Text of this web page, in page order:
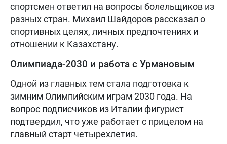
спортсмен ответил на вопросы болельщиков из
разных стран. Михаил Шайдоров рассказал о
спортивных целях, личных предпочтениях и
отношении к Казахстану.
Олимпиада-2030 и работа с Урмановым
Одной из главных тем стала подготовка к
зимним Олимпийским играм 2030 года. На
вопрос подписчиков из Италии фигурист
подтвердил, что уже работает с прицелом на
главный старт четырехлетия.